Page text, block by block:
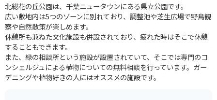
北総花の丘公園は、千葉ニュータウンにある県立公園です。
広い敷地内は5つのゾーンに別れており、調整池や芝生広場で野鳥観
察や自然散策が楽しめます。
休憩所も兼ねた文化施設も併設されており、疲れた時はそこで休憩
することもできます。
また、緑の相談所という施設が設置されていて、そこでは専門のコ
ンシェルジュによる植物についての無料相談を行っています。ガー
デニングや植物好きの人にはオススメの施設です。